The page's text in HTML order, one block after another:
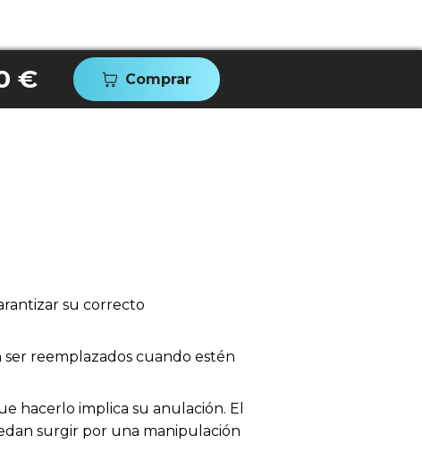
€ Comprar
su correcto
reemplazados cuando estén
hacerlo implica su anulación. El
surgir por una manipulación